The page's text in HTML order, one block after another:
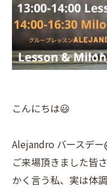
こんにちは😃
Alejandro バースデー
ご来場頂きました皆
かく言う私、実は体